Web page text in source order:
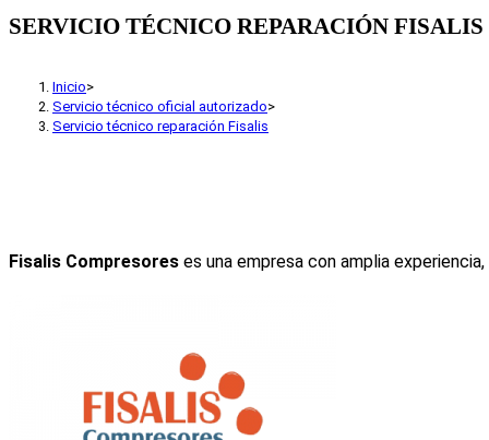
SERVICIO TÉCNICO REPARACIÓN FISALIS
Inicio>
Servicio técnico oficial autorizado>
Servicio técnico reparación Fisalis
Fisalis Compresores es una empresa con amplia